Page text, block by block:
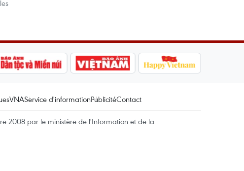
VNAService d'informationPublicitéContact
2008 par le ministère de l'Information et de la